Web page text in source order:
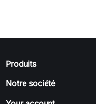
Produits
Notre société